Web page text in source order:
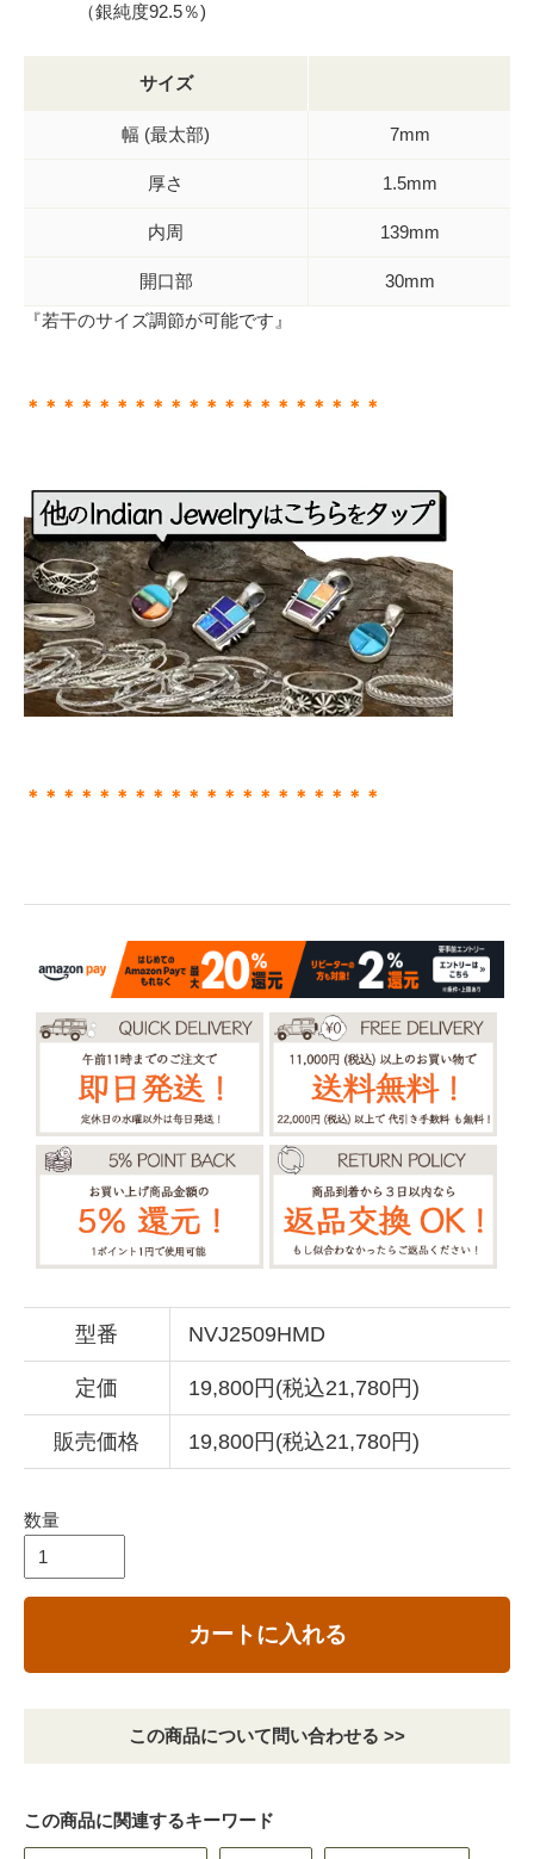
（銀純度92.5％)
サイズ
幅 (最太部) 7mm
厚さ 1.5mm
内周 139mm
開口部
30mm
『若干のサイズ調節が可能です』
＊＊＊＊＊＊＊＊＊＊＊＊＊＊＊＊＊＊＊＊
＊＊＊＊＊＊＊＊＊＊＊＊＊＊＊＊＊＊＊＊
型番 NVJ2509HMD
定価 19,800円(税込21,780円)
販売価格 19,800円(税込21,780円)
数量
カートに入れる
この商品について問い合わせる >>
この商品に関連するキーワード